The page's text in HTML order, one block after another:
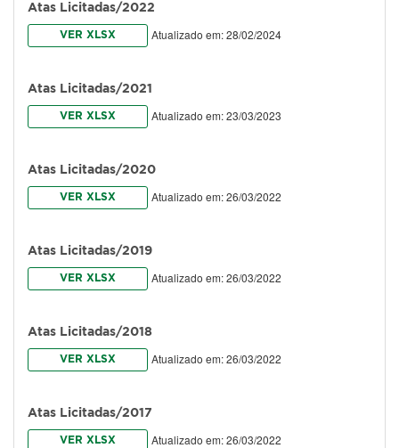
Atas Licitadas/2022
VER XLSX Atualizado em: 28/02/2024
Atas Licitadas/2021
VER XLSX Atualizado em: 23/03/2023
Atas Licitadas/2020
VER XLSX Atualizado em: 26/03/2022
Atas Licitadas/2019
VER XLSX Atualizado em: 26/03/2022
Atas Licitadas/2018
VER XLSX Atualizado em: 26/03/2022
Atas Licitadas/2017
VER XLSX Atualizado em: 26/03/2022